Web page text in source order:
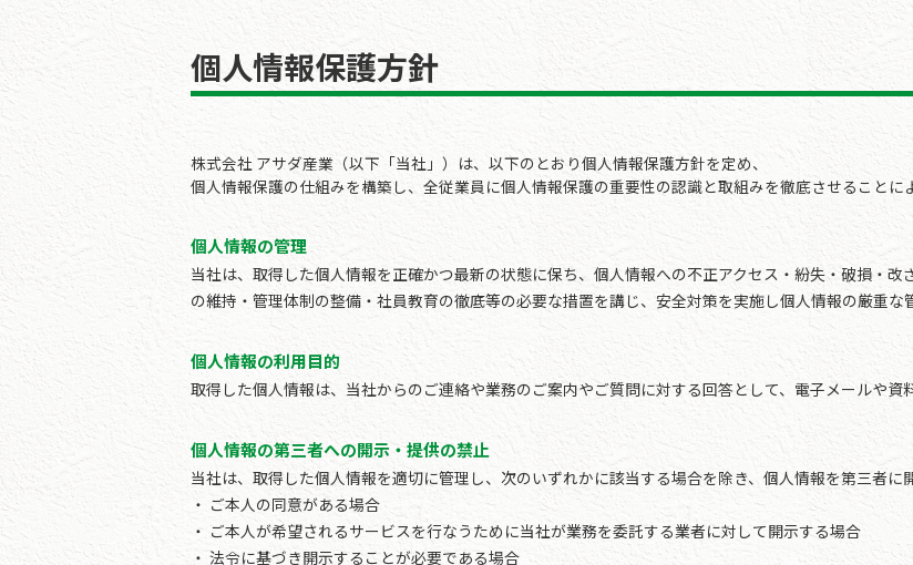
個人情報保護方針
株式会社 アサダ産業（以下「当社」）は、以下のとおり個人情報保護方針を定め、
個人情報保護の仕組みを構築し、全従業員に個人情報保護の重要性の認識と取組みを徹底させることに
個人情報の管理
当社は、取得した個人情報を正確かつ最新の状態に保ち、個人情報への不正アクセス・紛失・破損・
の維持・管理体制の整備・社員教育の徹底等の必要な措置を講じ、安全対策を実施し個人情報の厳重な
個人情報の利用目的
取得した個人情報は、当社からのご連絡や業務のご案内やご質問に対する回答として、電子メールや資
個人情報の第三者への開示・提供の禁止
当社は、取得した個人情報を適切に管理し、次のいずれかに該当する場合を除き、個人情報を第三者に
ご本人の同意がある場合
ご本人が希望されるサービスを行なうために当社が業務を委託する業者に対して開示する場合
法令に基づき開示することが必要である場合